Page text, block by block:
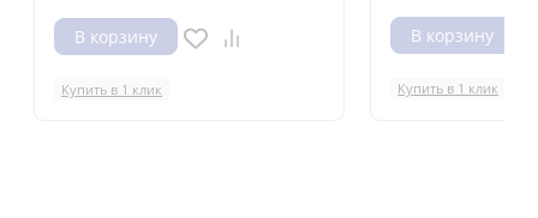
В корзину
Купить в 1 клик
В корзину
Купить в 1 клик